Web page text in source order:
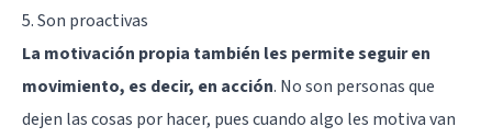
5. Son proactivas
La motivación propia también les permite seguir en
movimiento, es decir, en acción. No son personas que
dejen las cosas por hacer, pues cuando algo les motiva van